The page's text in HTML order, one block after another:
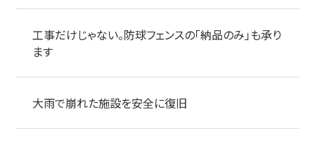
工事だけじゃない。防球フェンスの「納品のみ」も承り
ます
大雨で崩れた施設を安全に復旧